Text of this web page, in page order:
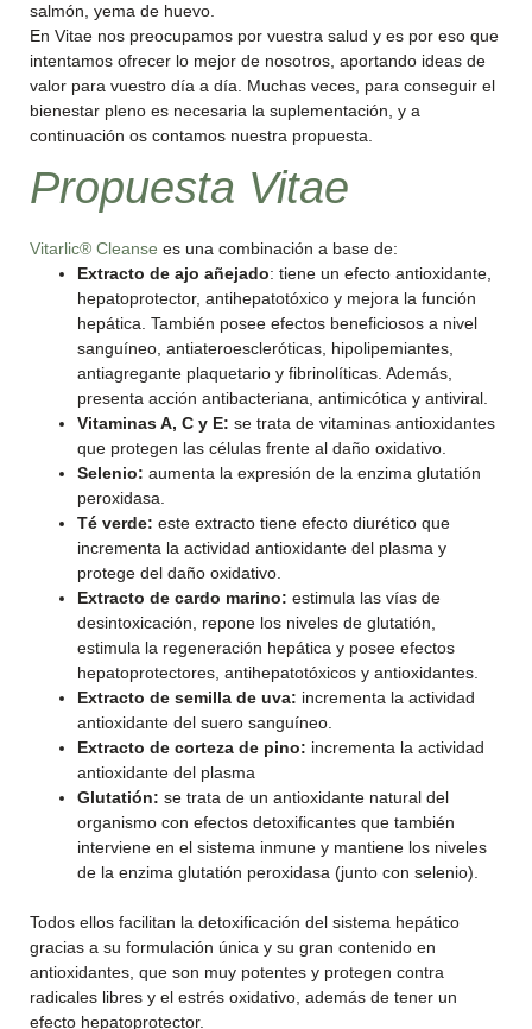
salmón, yema de huevo.
En Vitae nos preocupamos por vuestra salud y es por eso que
intentamos ofrecer lo mejor de nosotros, aportando ideas de
valor para vuestro día a día. Muchas veces, para conseguir el
bienestar pleno es necesaria la suplementación, y a
continuación os contamos nuestra propuesta.
Propuesta Vitae
Vitarlic® Cleanse es una combinación a base de:
Extracto de ajo añejado: tiene un efecto antioxidante,
hepatoprotector, antihepatotóxico y mejora la función
hepática. También posee efectos beneficiosos a nivel
sanguíneo, antiateroescleróticas, hipolipemiantes,
antiagregante plaquetario y fibrinolíticas. Además,
presenta acción antibacteriana, antimicótica y antiviral.
Vitaminas A, C y E: se trata de vitaminas antioxidantes
que protegen las células frente al daño oxidativo.
Selenio: aumenta la expresión de la enzima glutatión
peroxidasa.
Té verde: este extracto tiene efecto diurético que
incrementa la actividad antioxidante del plasma y
protege del daño oxidativo.
Extracto de cardo marino: estimula las vías de
desintoxicación, repone los niveles de glutatión,
estimula la regeneración hepática y posee efectos
hepatoprotectores, antihepatotóxicos y antioxidantes.
Extracto de semilla de uva: incrementa la actividad
antioxidante del suero sanguíneo.
Extracto de corteza de pino: incrementa la actividad
antioxidante del plasma
Glutatión: se trata de un antioxidante natural del
organismo con efectos detoxificantes que también
interviene en el sistema inmune y mantiene los niveles
de la enzima glutatión peroxidasa (junto con selenio).
Todos ellos facilitan la detoxificación del sistema hepático
gracias a su formulación única y su gran contenido en
antioxidantes, que son muy potentes y protegen contra
radicales libres y el estrés oxidativo, además de tener un
efecto hepatoprotector.